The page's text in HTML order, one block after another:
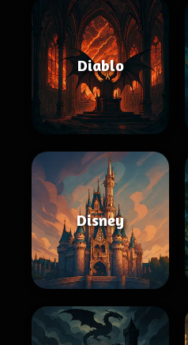
Diablo
Disney